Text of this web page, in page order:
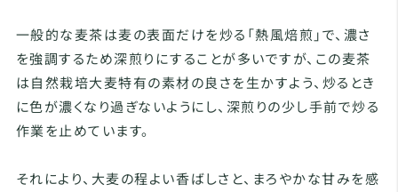
一般的な麦茶は麦の表面だけを炒る「熱風焙煎」で、濃さ
を強調するため深煎りにすることが多いですが、この麦茶
は自然栽培大麦特有の素材の良さを生かすよう、炒るとき
に色が濃くなり過ぎないようにし、深煎りの少し手前で炒る
作業を止めています。
それにより、大麦の程よい香ばしさと、まろやかな甘みを感